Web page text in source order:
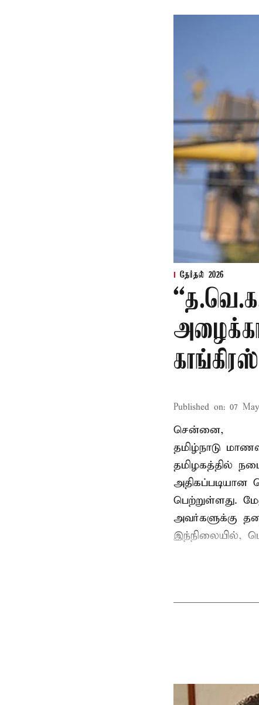
தேர்தல் 2026
Published on: 07
சென்னை,
தமிழ்நாடு
தமிழகத்தில்
அதிகப்படியான
பெற்றுள்ளது.
அவர்களுக்கு
இந்நிலையில்,